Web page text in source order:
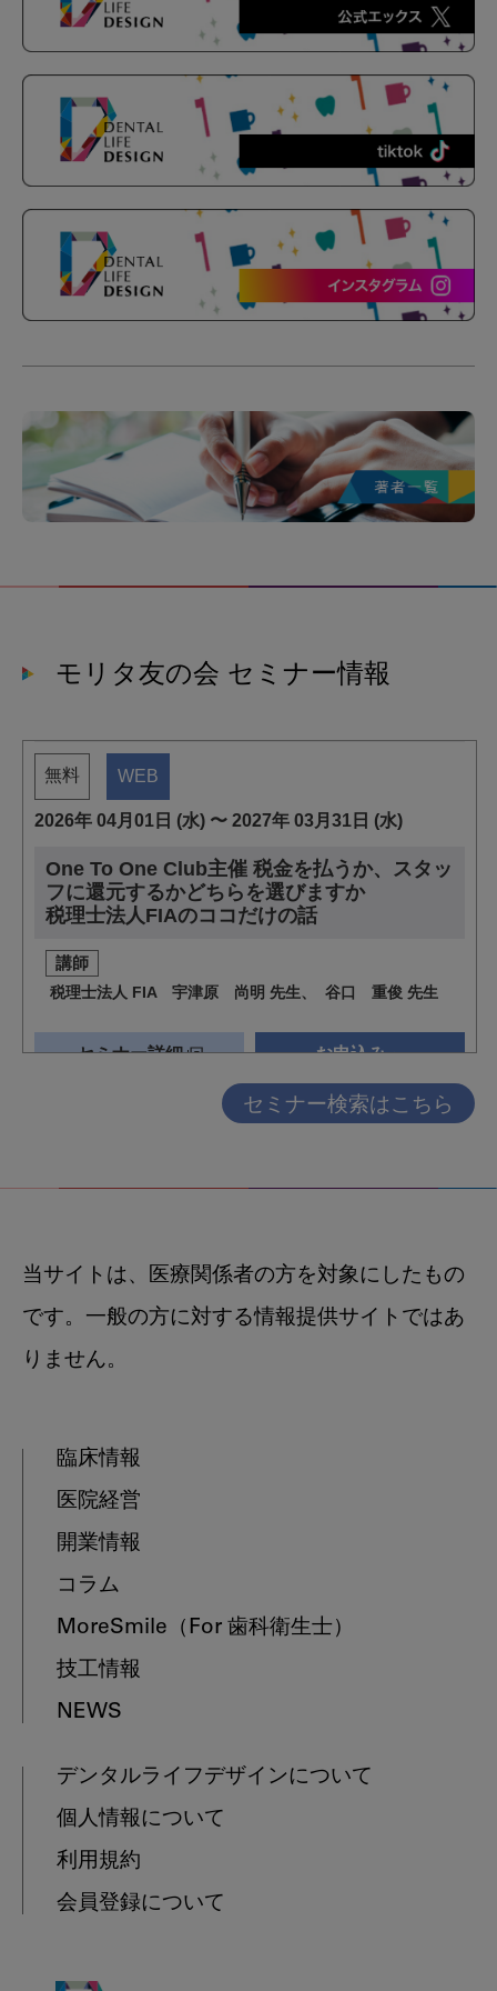
モリタ友の会 セミナー情報
セミナー検索はこちら
当サイトは、医療関係者の方を対象にしたもの
です。一般の方に対する情報提供サイトではあ
りません。
臨床情報
医院経営
開業情報
コラム
MoreSmile （For 歯科衛生士）
技工情報
NEWS
デンタルライフデザインについて
個人情報について
利用規約
会員登録について